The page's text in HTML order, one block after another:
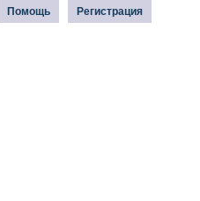
Регистрация
Помощь